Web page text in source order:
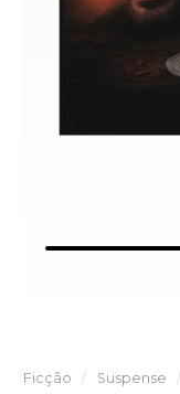
Ficção Suspense